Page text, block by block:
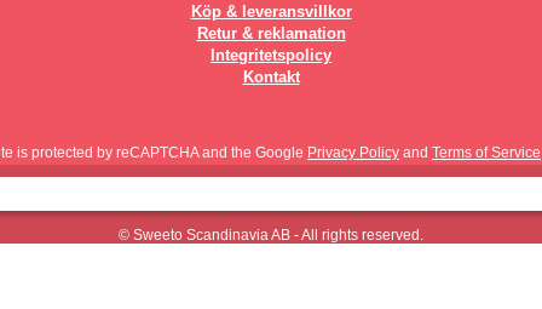
Köp & leveransvillkor
Retur & reklamation
Integritetspolicy
Kontakt
is protected by reCAPTCHA and the Google Privacy Policy and Terms of Service
© Sweeto Scandinavia AB - All rights reserved.